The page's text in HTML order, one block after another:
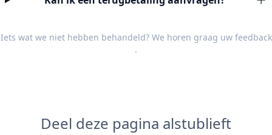
Iets wat we niet hebben behandeld? We horen graag uw feedback
.
Deel deze pagina alstublieft